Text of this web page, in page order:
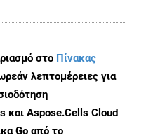
στο Πίνακας
λεπτομέρειες για
και Aspose.Cells Cloud
Go από το